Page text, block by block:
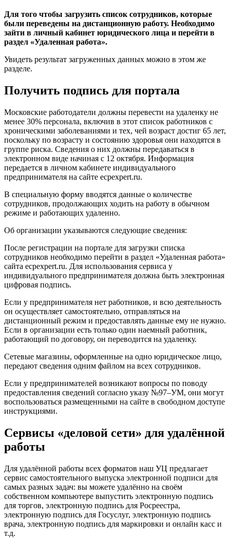
Для того чтобы загрузить список сотрудников, которые
были переведены на дистанционную работу. Необходимо
зайти в личный кабинет юридического лица и перейти в
раздел «Удаленная работа».
Увидеть результат загруженных данных можно в этом же
разделе.
Получить подпись для портала
Московские работодатели должны перевести на удаленку не
менее 30% персонала, включив в этот список работников с
хроническими заболеваниями и тех, чей возраст достиг 65 лет,
поскольку по возрасту и состоянию здоровья они находятся в
группе риска. Сведения о них должны передаваться в
электронном виде начиная с 12 октября. Информация
передается в личном кабинете индивидуального
предпринимателя на сайте ecpexpert.ru.
В специальную форму вводятся данные о количестве
сотрудников, продолжающих ходить на работу в обычном
режиме и работающих удаленно.
Об организации указываются следующие сведения:
После регистрации на портале для загрузки списка
сотрудников необходимо перейти в раздел «Удаленная работа»
сайта ecpexpert.ru. Для использования сервиса у
индивидуального предпринимателя должна быть электронная
цифровая подпись.
Если у предпринимателя нет работников, и всю деятельность
он осуществляет самостоятельно, отправляться на
дистанционный режим и предоставлять данные ему не нужно.
Если в организации есть только один наемный работник,
работающий по договору, он переводится на удаленку.
Сетевые магазины, оформленные на одно юридическое лицо,
передают сведения одним файлом на всех сотрудников.
Если у предпринимателей возникают вопросы по поводу
предоставления сведений согласно указу №97–УМ, они могут
воспользоваться размещенными на сайте в свободном доступе
инструкциями.
Сервисы «деловой сети» для удалённой
работы
Для удалённой работы всех форматов наш УЦ предлагает
сервис самостоятельного выпуска электронной подписи для
самых разных задач: вы можете удалённо на своём
собственном компьютере выпустить электронную подпись
для торгов, электронную подпись для Росреестра,
электронную подпись для Госуслуг, электронную подпись
врача, электронную подпись для маркировки и онлайн касс и
т.д.